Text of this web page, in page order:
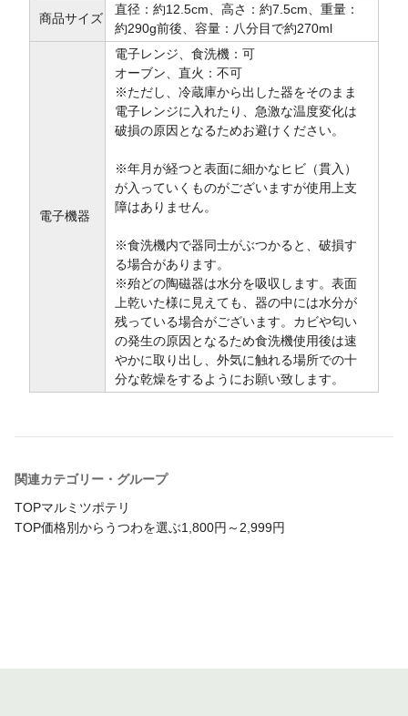
商品サイズ
直径：約12.5cm、高さ：約7.5cm、重量：
約290g前後、容量：八分目で約270ml
電子機器
電子レンジ、食洗機：可
オーブン、直火：不可
※ただし、冷蔵庫から出した器をそのまま
電子レンジに入れたり、急激な温度変化は
破損の原因となるためお避けください。
※年月が経つと表面に細かなヒビ（貫入）
が入っていくものがございますが使用上支
障はありません。
※食洗機内で器同士がぶつかると、破損す
る場合があります。
※殆どの陶磁器は水分を吸収します。表面
上乾いた様に見えても、器の中には水分が
残っている場合がございます。カビや匂い
の発生の原因となるため食洗機使用後は速
やかに取り出し、外気に触れる場所での十
分な乾燥をするようにお願い致します。
関連カテゴリー・グループ
TOPマルミツポテリ
TOP価格別からうつわを選ぶ1,800円～2,999円